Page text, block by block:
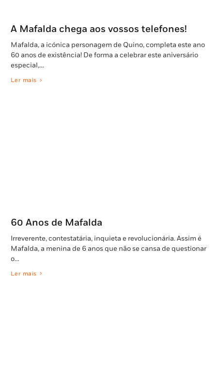
A Mafalda chega aos vossos telefones!
Mafalda, a icónica personagem de Quino, completa este ano
60 anos de existência! De forma a celebrar este aniversário
especial,…
Ler mais
60 Anos de Mafalda
Irreverente, contestatária, inquieta e revolucionária. Assim é
Mafalda, a menina de 6 anos que não se cansa de questionar
o…
Ler mais